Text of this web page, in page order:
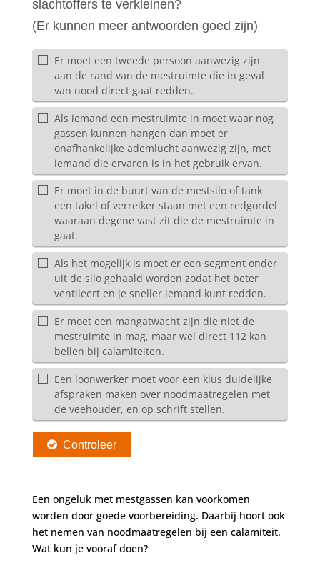
Een ongeluk met mestgassen kan voorkomen
worden door goede voorbereiding. Daarbij hoort ook
het nemen van noodmaatregelen bij een calamiteit.
Wat kun je vooraf doen?